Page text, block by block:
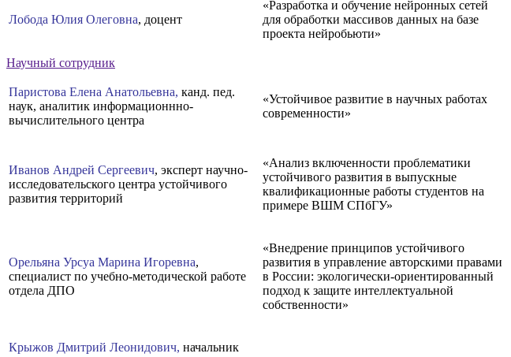
Лобода Юлия Олеговна, доцент
«Разработка и обучение нейронных сетей
для обработки массивов данных на базе
проекта нейробьюти»
Научный сотрудник
Паристова Елена Анатольевна, канд. пед.
наук, аналитик информационнно-
вычислительного центра
«Устойчивое развитие в научных работах
современности»
Иванов Андрей Сергеевич, эксперт научно-
исследовательского центра устойчивого
развития территорий
«Анализ включенности проблематики
устойчивого развития в выпускные
квалификационные работы студентов на
примере ВШМ СПбГУ»
Орельяна Урсуа Марина Игоревна,
специалист по учебно-методической работе
отдела ДПО
«Внедрение принципов устойчивого
развития в управление авторскими правами
в России: экологически-ориентированный
подход к защите интеллектуальной
собственности»
Крыжов Дмитрий Леонидович, начальник